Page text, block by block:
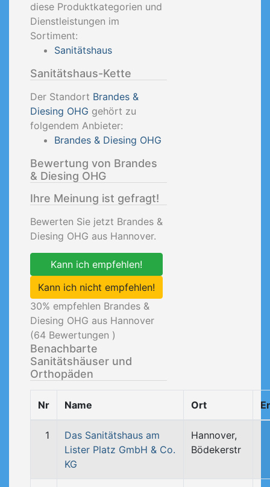
diese Produktkategorien und
Dienstleistungen im
Sortiment:
Sanitätshaus
Sanitätshaus-Kette
Der Standort Brandes &
Diesing OHG gehört zu
folgendem Anbieter:
Brandes & Diesing OHG
Bewertung von Brandes
& Diesing OHG
Ihre Meinung ist gefragt!
Bewerten Sie jetzt Brandes &
Diesing OHG aus Hannover.
Kann ich empfehlen!
Kann ich nicht empfehlen!
30% empfehlen Brandes &
Diesing OHG aus Hannover
(64 Bewertungen )
Benachbarte
Sanitätshäuser und
Orthopäden
Nr Name Ort
1
Das Sanitätshaus am
Lister Platz GmbH & Co.
KG
Hannover,
Bödekerstr